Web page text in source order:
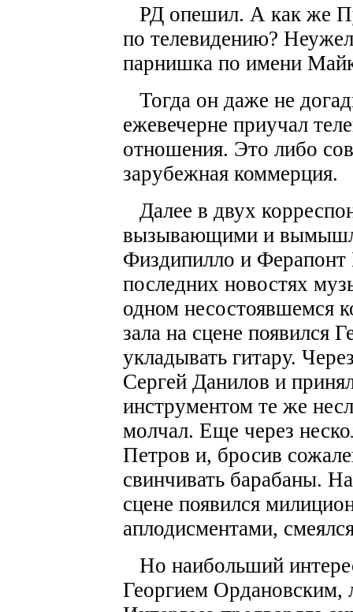
РД опешил. А как же
по телевидению?
парнишка по имени
Тогда он даже не
ежевечерне приучал
отношения. Это либо
зарубежная коммерция.
Далее в двух
вызывающими и
Физдипилло и Ферапонт
последних новостях
одном несостоявшемся
зала на сцене появился
укладывать гитару.
Сергей Данилов и
инструментом те же
молчал. Еще через
Петров и, бросив
свинчивать барабаны.
сцене появился
аплодисментами,
Но наибольший
Георгием